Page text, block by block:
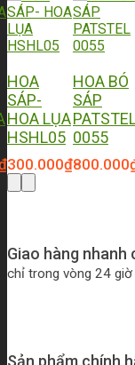
HOA
SÁP-
HOA LỤA
HSHL05
300.000₫
HOA BÓ
SÁP
0055
800.000
Giao hàng nhanh
chỉ trong vòng 24 giờ
Sản phẩm chính